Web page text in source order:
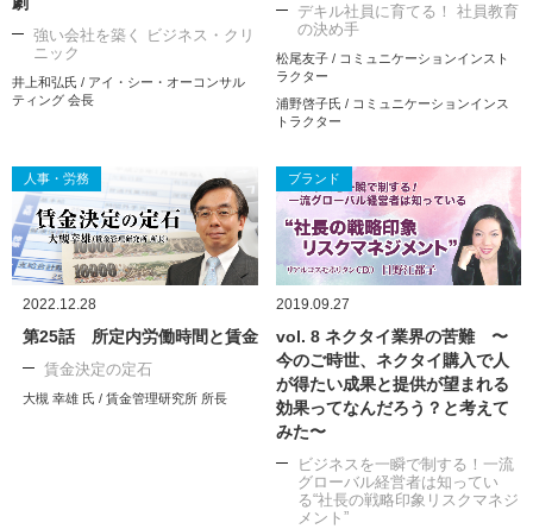
強い会社を築く ビジネス・クリ
ニック
井上和弘氏 / アイ・シー・オーコンサル
ティング 会長
デキル社員に育てる！ 社員教育
の決め手
松尾友子 / コミュニケーションインスト
ラクター
浦野啓子氏 / コミュニケーションインス
トラクター
人事・労務
2022.12.28
第25話 所定内労働時間と賃金
賃金決定の定石
大槻 幸雄 氏 / 賃金管理研究所 所長
ブランド
2019.09.27
vol. 8 ネクタイ業界の苦難 〜
今のご時世、ネクタイ購入で人
が得たい成果と提供が望まれる
効果ってなんだろう？と考えて
みた〜
ビジネスを一瞬で制する！一流
グローバル経営者は知ってい
る“社長の戦略印象リスクマネジ
メント”